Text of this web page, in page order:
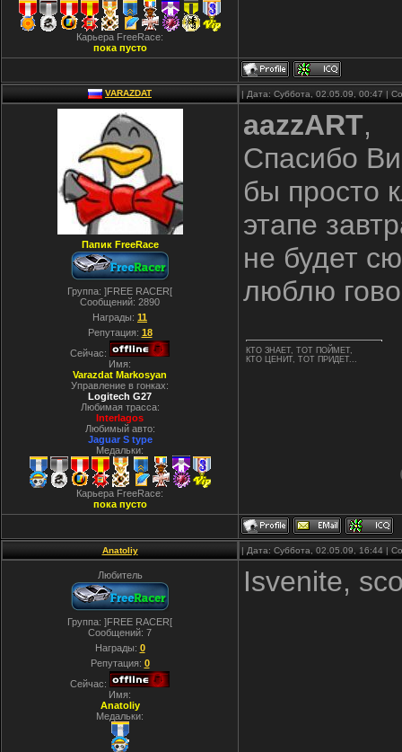
Карьера FreeRace:
пока пусто
VARAZDAT | Дата: Суббота, 02.05.09, 00:47 |
Папик FreeRace
Группа: ]FREE RACER[
Сообщений: 2890
Награды: 11
Репутация: 18
Сейчас:
Имя:
Varazdat Markosyan
Управление в гонках:
Logitech G27
Любимая трасса:
Interlagos
Любимый авто:
Jaguar S type
Медальки:
Карьера FreeRace:
пока пусто
aazzART,
Спасибо
бы просто
этапе
не будет
люблю
КТО ЗНАЕТ, ТОТ ПОЙМЕТ,
КТО ЦЕНИТ, ТОТ ПРИДЕТ...
Anatoliy | Дата: Суббота, 02.05.09, 16:44 |
Любитель
Группа: ]FREE RACER[
Сообщений: 7
Награды: 0
Репутация: 0
Сейчас:
Имя:
Anatoliy
Медальки:
Isvenite,